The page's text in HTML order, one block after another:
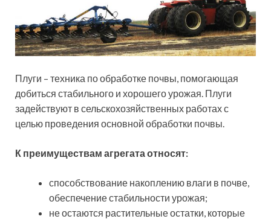
Плуги – техника по обработке почвы, помогающая
добиться стабильного и хорошего урожая. Плуги
задействуют в сельскохозяйственных работах с
целью проведения основной обработки почвы.
К преимуществам агрегата относят:
способствование накоплению влаги в почве,
обеспечение стабильности урожая;
не остаются растительные остатки, которые